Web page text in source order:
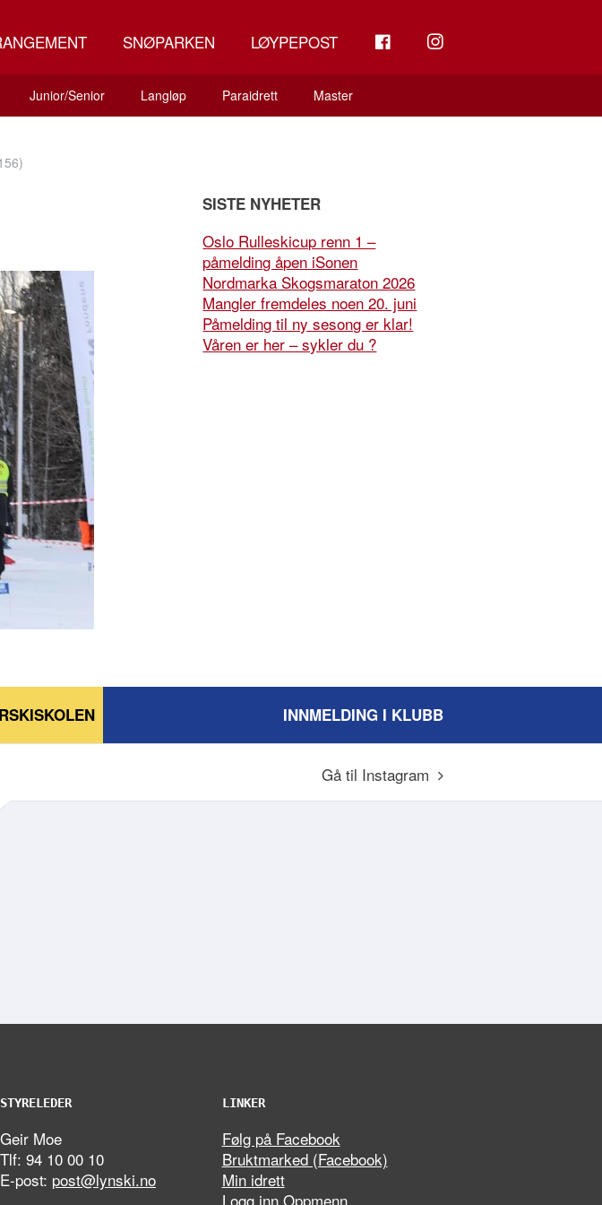
SNØPARKEN LØYPEPOST INSTAGRAM
Junior/Senior Langløp Paraidrett Master
SISTE NYHETER
Oslo Rulleskicup renn 1 –
påmelding åpen iSonen
Nordmarka Skogsmaraton 2026
Mangler fremdeles noen 20. juni
Påmelding til ny sesong er klar!
Våren er her – sykler du ?
INNMELDING I KLUBB
Gå til Instagram
STYRELEDER
Geir Moe
Tlf: 94 10 00 10
E-post: post@lynski.no
LINKER
Følg på Facebook
Bruktmarked (Facebook)
Min idrett
Logg inn Oppmenn